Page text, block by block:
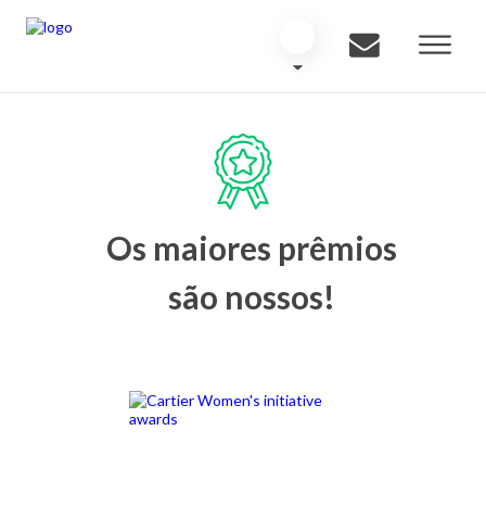
Os maiores prêmios
são nossos!